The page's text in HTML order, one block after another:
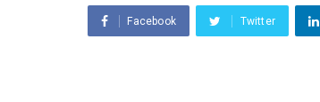
Facebook Twitter